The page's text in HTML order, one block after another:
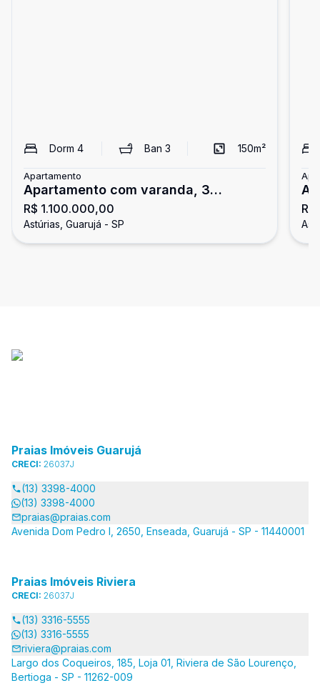
Dorm 4 Ban3 150m²
Apartamento
Apartamento com varanda, 3
dormitórios, Astúrias, Guarujá
R$ 1.100.000,00
Astúrias, Guarujá - SP
Praias Imóveis Guarujá
CRECI: 26037J
(13) 3398-4000
(13) 3398-4000
praias@praias.com
Avenida Dom Pedro I, 2650, Enseada, Guarujá - SP - 11440001
Praias Imóveis Riviera
CRECI: 26037J
(13) 3316-5555
(13) 3316-5555
riviera@praias.com
Largo dos Coqueiros, 185, Loja 01, Riviera de São Lourenço,
Bertioga - SP - 11262-009